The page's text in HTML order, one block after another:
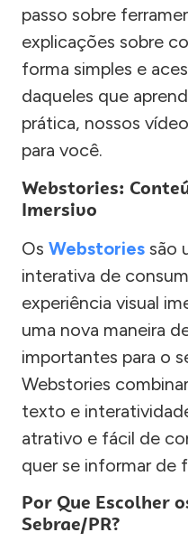
passo sobre
explicações sobre
forma simples e
daqueles que
prática, nossos
para você.
Webstories:
Imersivo
Os Webstories são
interativa de
experiência visual
uma nova maneira
importantes para o
Webstories
texto e
atrativo e fácil de
quer se informar de
Por Que Escolher
Sebrae/PR?